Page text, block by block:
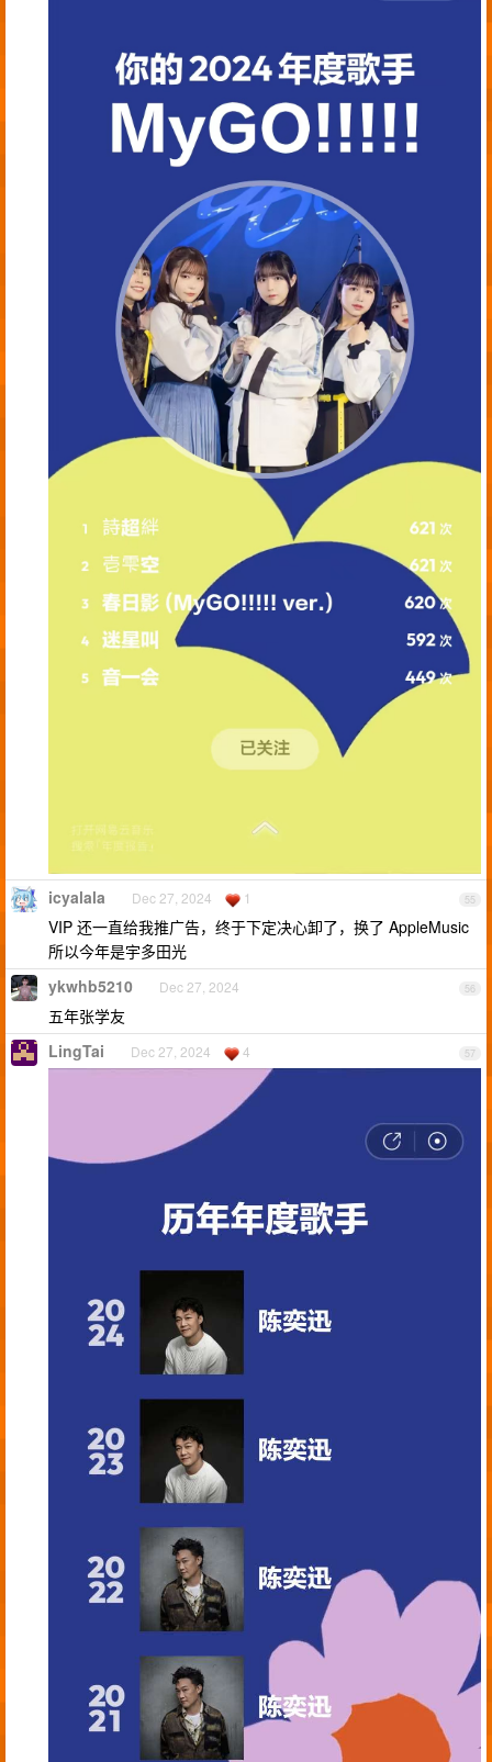
55
icyalala Dec 27, 2024 1
VIP 还一直给我推广告，终于下定决心卸了，换了 AppleMusic
所以今年是宇多田光
56
ykwhb5210 Dec 27, 2024
五年张学友
57
LingTai Dec 27, 2024 4